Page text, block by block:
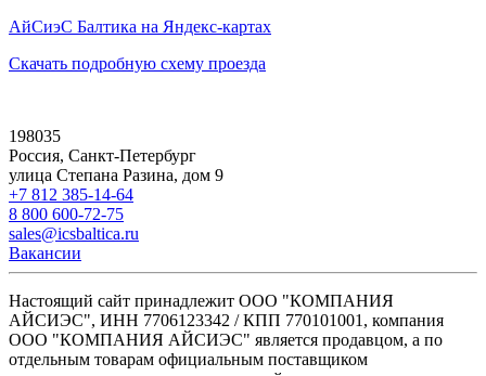
АйСиэС Балтика на Яндекс-картах
Скачать подробную схему проезда
198035
Россия, Санкт-Петербург
улица Степана Разина, дом 9
+7 812 385-14-64
8 800 600-72-75
sales@icsbaltica.ru
Вакансии
Настоящий сайт принадлежит ООО "КОМПАНИЯ
АЙСИЭС", ИНН 7706123342 / КПП 770101001, компания
ООО "КОМПАНИЯ АЙСИЭС" является продавцом, а по
отдельным товарам официальным поставщиком